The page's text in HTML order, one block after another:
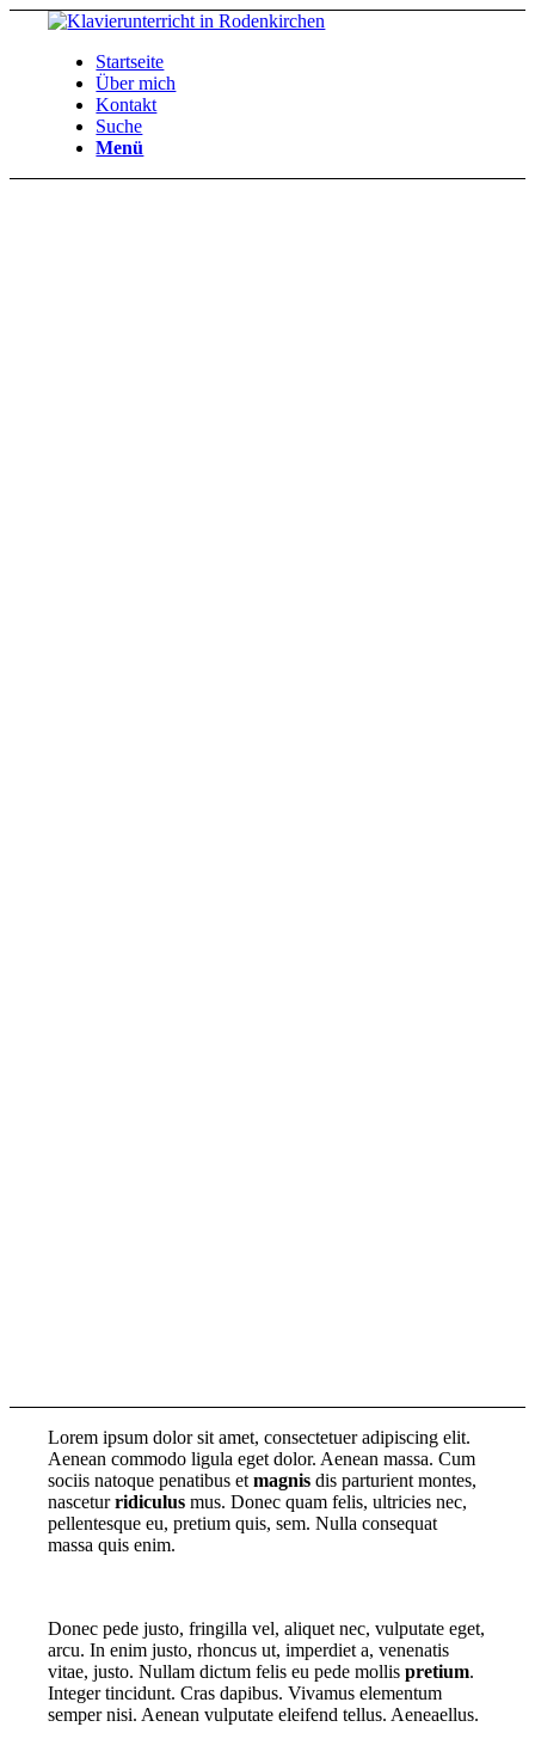
Startseite
Über mich
Kontakt
Suche
Menü
Lorem ipsum dolor sit amet, consectetuer adipiscing elit.
Aenean commodo ligula eget dolor. Aenean massa. Cum
sociis natoque penatibus etmagnis dis parturient montes,
nasceturridiculus mus. Donec quam felis, ultricies nec,
pellentesque eu, pretium quis, sem. Nulla consequat
massa quis enim.
Donec pede justo, fringilla vel, aliquet nec, vulputate eget,
arcu. In enim justo, rhoncus ut, imperdiet a, venenatis
vitae, justo. Nullam dictum felis eu pede mollispretium.
Integer tincidunt. Cras dapibus. Vivamus elementum
semper nisi. Aenean vulputate eleifend tellus. Aeneaellus.